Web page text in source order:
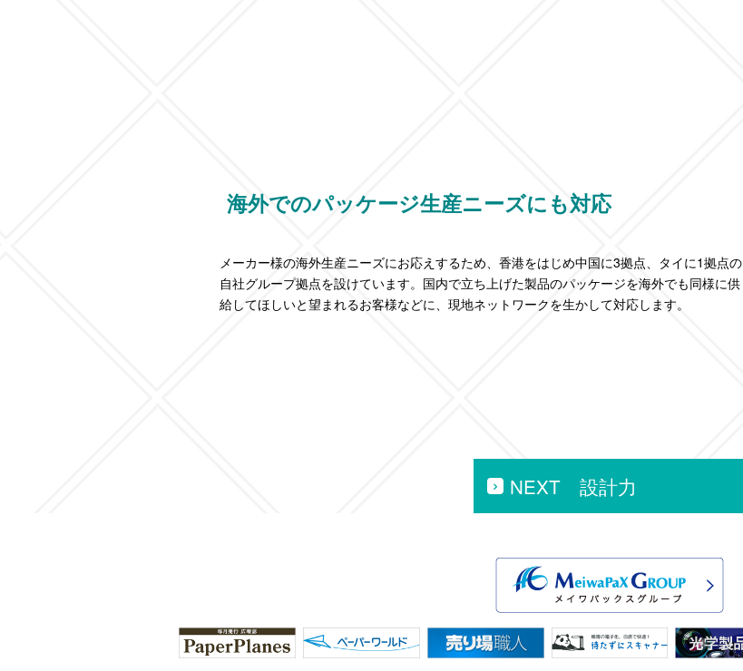
海外でのパッケージ生産ニーズにも対応
メーカー様の海外生産ニーズにお応えするため、香港をはじめ中国に3拠点、タイに1拠点の
自社グループ拠点を設けています。国内で立ち上げた製品のパッケージを海外でも同様に供
給してほしいと望まれるお客様などに、現地ネットワークを生かして対応します。
NEXT 設計力